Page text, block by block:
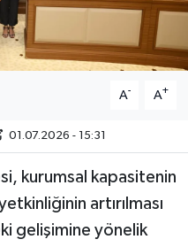
A- A+
01.07.2026 - 15:31
kurumsal kapasitenin
artırılması
gelişimine yönelik